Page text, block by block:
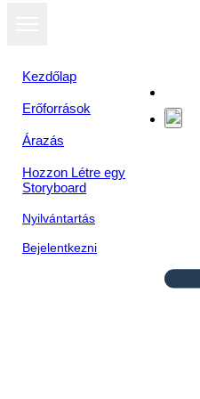
Kezdőlap
Erőforrások
Árazás
Hozzon Létre egy
Storyboard
Nyilvántartás
Bejelentkezni
Regiones